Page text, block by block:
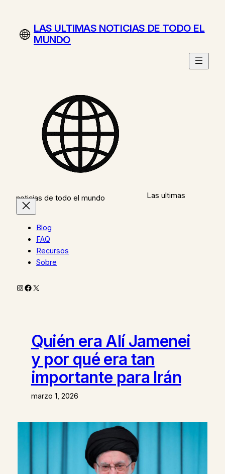
contenidoLAS ULTIMAS NOTICIAS DE TODO EL
MUNDO
Las ultimas
noticias de todo el mundo
Blog
FAQ
Recursos
Sobre
Instagram
Facebook
X
Quién era Alí Jamenei
y por qué era tan
importante para Irán
marzo 1, 2026